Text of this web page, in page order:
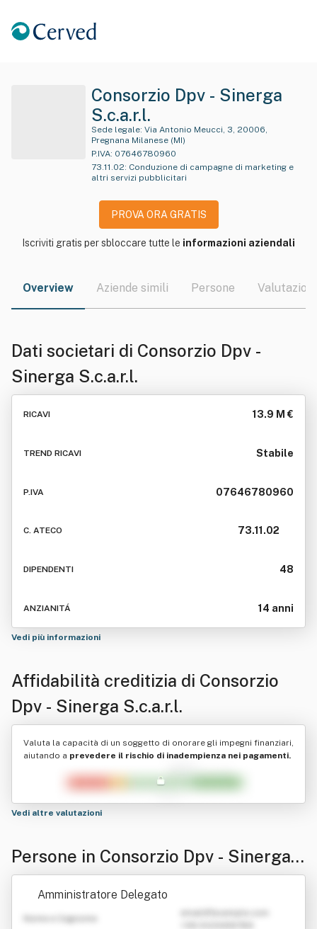
Consorzio Dpv - Sinerga
S.c.a.r.l.
Sede legale:
Pregnana Milanese (MI)
P.IVA: 07646780960
73.11.02: Conduzione di campagne di marketing e
altri servizi pubblicitari
PROVA ORA GRATIS
Iscriviti gratis per sbloccare tutte le informazioni aziendali
Overview Aziende simili Persone Valutazioni
Dati societari di Consorzio Dpv -
Sinerga S.c.a.r.l.
RICAVI 13.9 M €
TREND RICAVI Stabile
P.IVA 07646780960
C. ATECO 73.11.02
DIPENDENTI 48
ANZIANITÁ 14 anni
Vedi più informazioni
Affidabilità creditizia di Consorzio
Dpv - Sinerga S.c.a.r.l.
Valuta la capacità di un soggetto di onorare gli impegni finanziari,
aiutando a prevedere il rischio di inadempienza nei pagamenti.
Vedi altre valutazioni
Persone in Consorzio Dpv - Sinerga
S.c.a.r.l.
Amministratore Delegato
Nome e Cognome